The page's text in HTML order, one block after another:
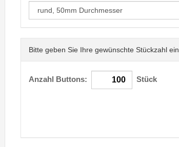
Bitte geben Sie Ihre gewünschte Stückzahl ein
Anzahl Buttons: Stück
< /picture>